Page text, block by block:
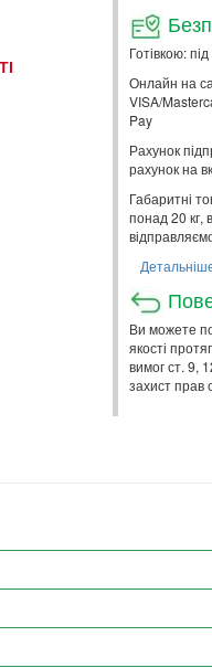
Готівкою:
Онлайн на
VISA/
Pay
Рахунок
рахунок на
Габаритні
понад 20 кг,
Ви можете
якості
вимог ст. 9,
захист прав